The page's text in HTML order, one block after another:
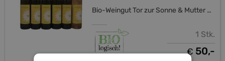
Bio-Weingut Tor zur Sonne & Mutter Erde Shop
1 Stk.
€ 50,-